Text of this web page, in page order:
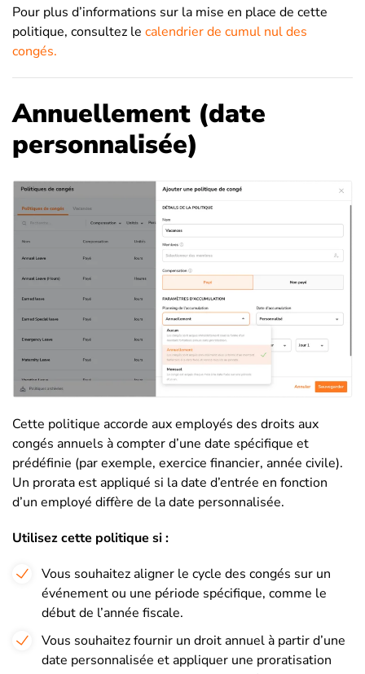
Pour plus d’informations sur la mise en place de cette
politique, consultez le calendrier de cumul nul des
congés.
Annuellement (date
personnalisée)
Cette politique accorde aux employés des droits aux
congés annuels à compter d’une date spécifique et
prédéfinie (par exemple, exercice financier, année civile).
Un prorata est appliqué si la date d’entrée en fonction
d’un employé diffère de la date personnalisée.
Utilisez cette politique si :
Vous souhaitez aligner le cycle des congés sur un
événement ou une période spécifique, comme le
début de l’année fiscale.
Vous souhaitez fournir un droit annuel à partir d’une
date personnalisée et appliquer une proratisation